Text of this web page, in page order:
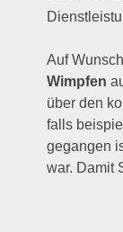
Auf
Wimpfen
über den
falls
gegangen
war. Damit